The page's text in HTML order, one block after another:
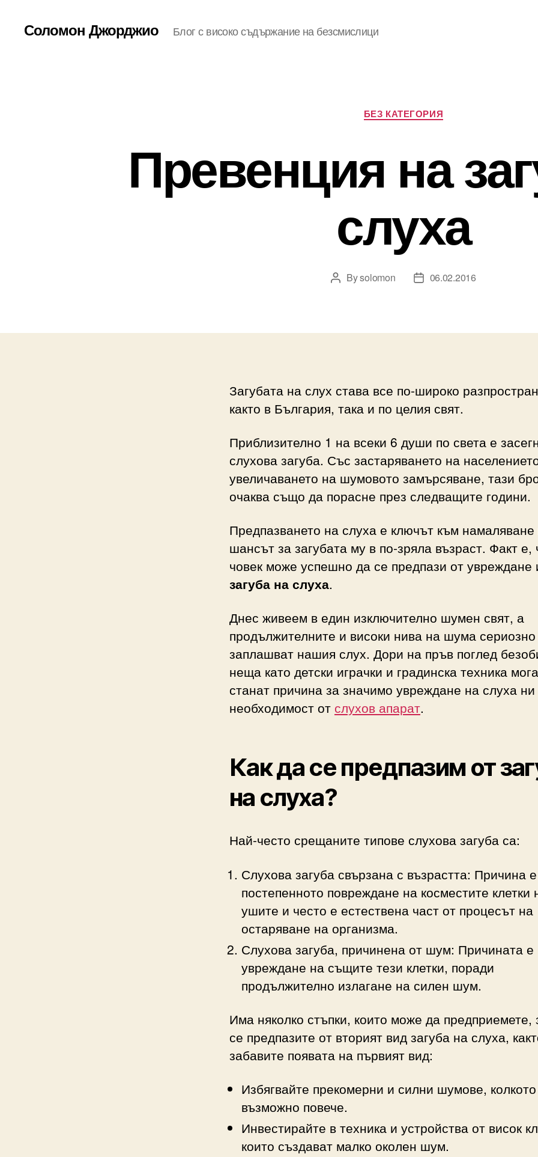
Соломон Джорджио Блог с високо съдържание на безсмислици
Categories
БЕЗ КАТЕГОРИЯ
Превенция на
слуха
PostBysolomon
Post06.02.2016
Загубата на слух става все по-широко
както в България, така и по целия свят.
Приблизително 1 на всеки 6 души по света е
слухова загуба. Със застаряването на
увеличаването на шумовото замърсяване, тази
очаква също да порасне през следващите години.
Предпазването на слуха е ключът към
шансът за загубата му в по-зряла възраст. Факт е,
човек може успешно да се предпази от увреждане
загуба на слуха.
Днес живеем в един изключително шумен свят, а
продължителните и високи нива на шума сериозно
заплашват нашия слух. Дори на пръв поглед
неща като детски играчки и градинска техника
станат причина за значимо увреждане на слуха ни
необходимост от слухов апарат.
Как да се предпазим от
на слуха?
Най-често срещаните типове слухова загуба са:
Слухова загуба свързана с възрастта: Причина е
постепенното повреждане на косместите клетки
ушите и често е естествена част от процесът на
остаряване на организма.
Слухова загуба, причинена от шум: Причината е
увреждане на същите тези клетки, поради
продължително излагане на силен шум.
Има няколко стъпки, които може да предприемете,
се предпазите от вторият вид загуба на слуха,
забавите появата на първият вид:
Избягвайте прекомерни и силни шумове,
възможно повече.
Инвестирайте в техника и устройства от висок
които създават малко околен шум.